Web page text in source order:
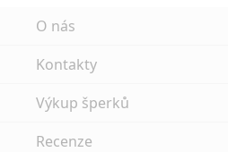
O nás
Kontakty
Výkup šperků
Recenze